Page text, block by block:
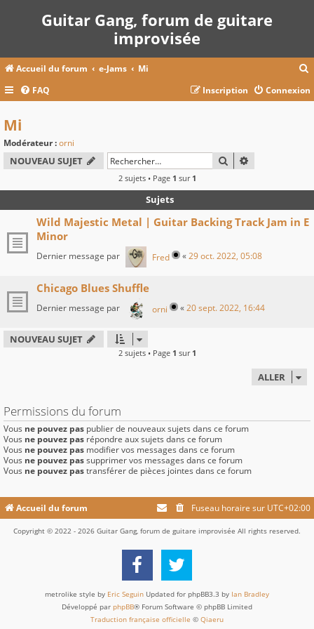
Guitar Gang, forum de guitare
improvisée
Accueil du forum e-Jams Mi
c
e
FAQ Connexion
Inscription
Mi
Modérateur :orni
NOUVEAU SUJET RECHERCHER
2 sujets • Page 1 sur 1
Sujets
Wild Majestic Metal | Guitar Backing Track Jam in E
Minor
Dernier message par Fred «29 oct. 2022, 05:08
Chicago Blues Shuffle
Dernier message par orni «20 sept. 2022, 16:44
NOUVEAU SUJET
2 sujets • Page 1 sur 1
ALLER
Permissions du forum
Vous ne pouvez pas publier de nouveaux sujets dans ce forum
Vous ne pouvez pas répondre aux sujets dans ce forum
Vous ne pouvez pas modifier vos messages dans ce forum
Vous ne pouvez passupprimer vos messages dans ce forum
Vous ne pouvez pastransférer de pièces jointes dans ce forum
Accueil du forum Fuseau horaire sur UTC+02:00
Copyright © 2022 - 2026 Guitar Gang, forum de guitare improvisée All rights reserved.
metrolike style by Eric Seguin Updated for phpBB3.3 by Ian Bradley
Développé par phpBB® Forum Software © phpBB Limited
Traduction française officielle © Qiaeru